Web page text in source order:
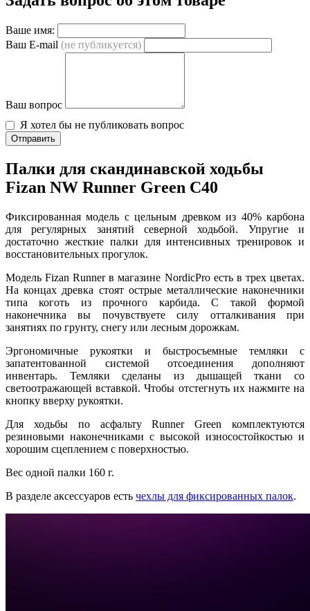
Ваше имя:
Ваш E-mail (не публикуется)
Ваш вопрос
Я хотел бы не публиковать вопрос
Отправить
Палки для скандинавской ходьбы
Fizan NW Runner Green C40
Фиксированная модель с цельным древком из 40% карбона
для регулярных занятий северной ходьбой. Упругие и
достаточно жесткие палки для интенсивных тренировок и
восстановительных прогулок.
Модель Fizan Runner в магазине NordicPro есть в трех цветах.
На концах древка стоят острые металлические наконечники
типа коготь из прочного карбида. С такой формой
наконечника вы почувствуете силу отталкивания при
занятиях по грунту, снегу или лесным дорожкам.
Эргономичные рукоятки и быстросъемные темляки с
запатентованной системой отсоединения дополняют
инвентарь. Темляки сделаны из дышащей ткани со
светоотражающей вставкой. Чтобы отстегнуть их нажмите на
кнопку вверху рукоятки.
Для ходьбы по асфальту Runner Green комплектуются
резиновыми наконечниками с высокой износостойкостью и
хорошим сцеплением с поверхностью.
Вес одной палки 160 г.
В разделе аксессуаров есть чехлы для фиксированных палок.